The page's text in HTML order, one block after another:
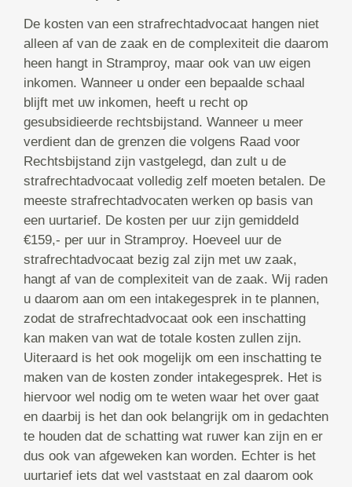
De kosten van een strafrechtadvocaat hangen niet
alleen af van de zaak en de complexiteit die daarom
heen hangt in Stramproy, maar ook van uw eigen
inkomen. Wanneer u onder een bepaalde schaal
blijft met uw inkomen, heeft u recht op
gesubsidieerde rechtsbijstand. Wanneer u meer
verdient dan de grenzen die volgens Raad voor
Rechtsbijstand zijn vastgelegd, dan zult u de
strafrechtadvocaat volledig zelf moeten betalen. De
meeste strafrechtadvocaten werken op basis van
een uurtarief. De kosten per uur zijn gemiddeld
€159,- per uur in Stramproy. Hoeveel uur de
strafrechtadvocaat bezig zal zijn met uw zaak,
hangt af van de complexiteit van de zaak. Wij raden
u daarom aan om een intakegesprek in te plannen,
zodat de strafrechtadvocaat ook een inschatting
kan maken van wat de totale kosten zullen zijn.
Uiteraard is het ook mogelijk om een inschatting te
maken van de kosten zonder intakegesprek. Het is
hiervoor wel nodig om te weten waar het over gaat
en daarbij is het dan ook belangrijk om in gedachten
te houden dat de schatting wat ruwer kan zijn en er
dus ook van afgeweken kan worden. Echter is het
uurtarief iets dat wel vaststaat en zal daarom ook